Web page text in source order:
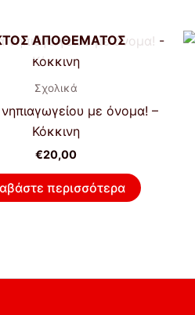
ΑΠΟΘΈΜΑΤΟΣ
Σχολικά
με όνομα! –
Κόκκινη
€20,00
περισσότερα